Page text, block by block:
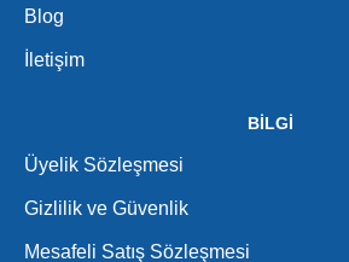
Blog
İletişim
BİLGİ
Üyelik Sözleşmesi
Gizlilik ve Güvenlik
Mesafeli Satış Sözleşmesi